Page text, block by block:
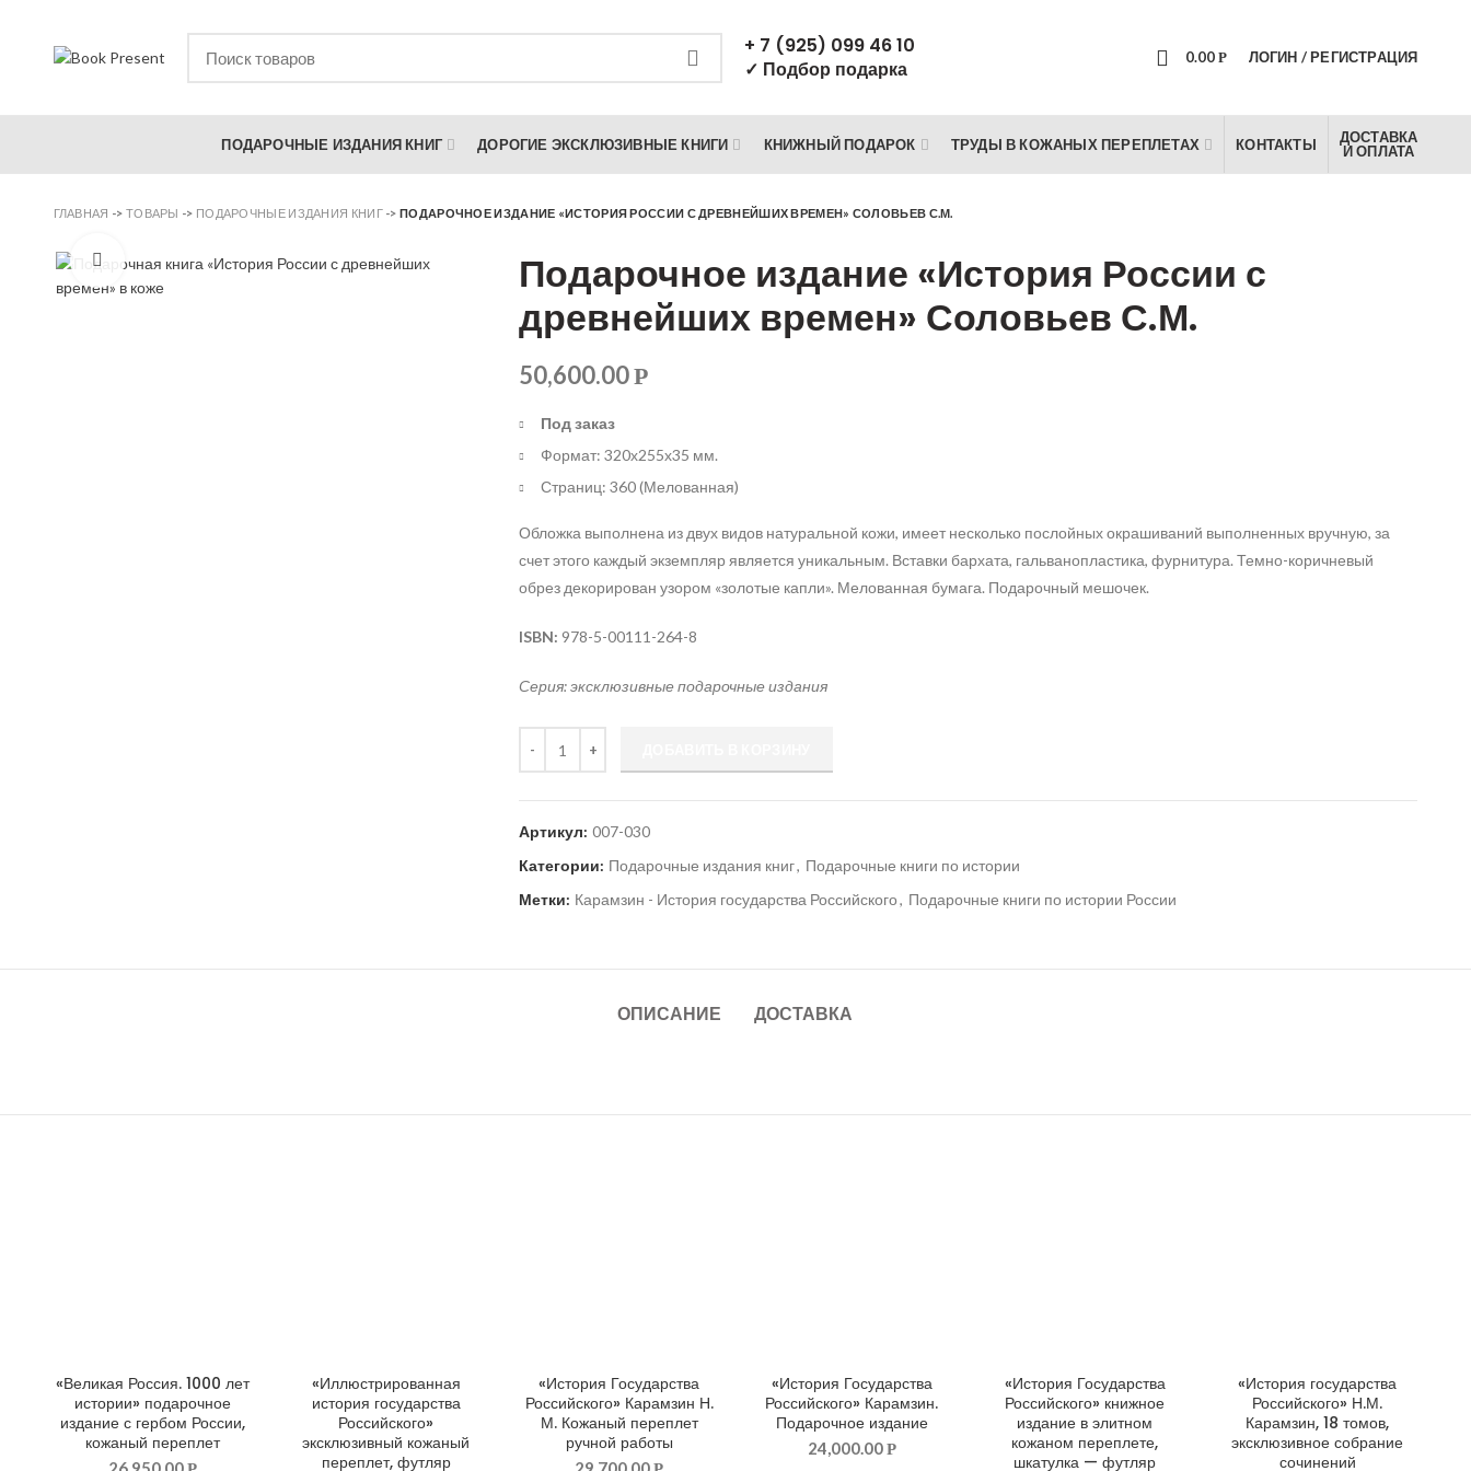
+ 7 (925) 099 46 10
✓ Подбор подарка
0.00 Р ЛОГИН / РЕГИСТРАЦИЯ
ПОДАРОЧНЫЕ ИЗДАНИЯ КНИГ ДОРОГИЕ ЭКСКЛЮЗИВНЫЕ КНИГИ КНИЖНЫЙ ПОДАРОК ТРУДЫ В КОЖАНЫХ ПЕРЕПЛЕТАХ КОНТАКТЫ
ДОСТАВКА
И ОПЛАТА
ГЛАВНАЯ -> ТОВАРЫ -> ПОДАРОЧНЫЕ ИЗДАНИЯ КНИГ->ПОДАРОЧНОЕ ИЗДАНИЕ «ИСТОРИЯ РОССИИ С ДРЕВНЕЙШИХ ВРЕМЕН» СОЛОВЬЕВ С.М.
Увеличить
Подарочное издание «История России с
древнейших времен» Соловьев С.М.
50,600.00Р
Под заказ
Формат: 320х255х35 мм.
Страниц: 360 (Мелованная)
Обложка выполнена из двух видов натуральной кожи, имеет несколько послойных окрашиваний выполненных вручную, за
счет этого каждый экземпляр является уникальным. Вставки бархата, гальванопластика, фурнитура. Темно-коричневый
обрез декорирован узором «золотые капли». Мелованная бумага. Подарочный мешочек.
ISBN: 978-5-00111-264-8
Серия: эксклюзивные подарочные издания
Артикул: 007-030
Категории: Подарочные издания книг, Подарочные книги по истории
Метки: Карамзин - История государства Российского, Подарочные книги по истории России
ОПИСАНИЕ ДОСТАВКА
ДОБАВИТЬ В КОРЗИНУ
«Великая Россия. 1000 лет
истории» подарочное
издание с гербом России,
кожаный переплет
ДОБАВИТЬ В КОРЗИНУ
«Иллюстрированная
история государства
Российского»
эксклюзивный кожаный
переплет, футляр
ДОБАВИТЬ В КОРЗИНУ
«История Государства
Российского» Карамзин Н.
М. Кожаный переплет
ручной работы
ДОБАВИТЬ В КОРЗИНУ
«История Государства
Российского» Карамзин.
Подарочное издание
24,000.00Р
ДОБАВИТЬ В КОРЗИНУ
«История Государства
Российского» книжное
издание в элитном
кожаном переплете,
шкатулка — футляр
ДОБАВИТЬ В КОРЗИНУ
«История государства
Российского» Н.М.
Карамзин, 18 томов,
эксклюзивное собрание
сочинений